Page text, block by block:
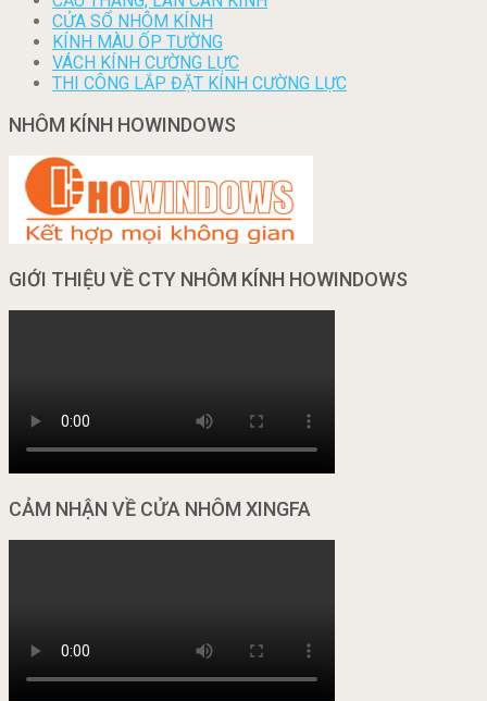
CỬA SỔ NHÔM KÍNH
KÍNH MÀU ỐP TƯỜNG
VÁCH KÍNH CƯỜNG LỰC
THI CÔNG LẮP ĐẶT KÍNH CƯỜNG LỰC
NHÔM KÍNH HOWINDOWS
GIỚI THIỆU VỀ CTY NHÔM KÍNH HOWINDOWS
CẢM NHẬN VỀ CỬA NHÔM XINGFA